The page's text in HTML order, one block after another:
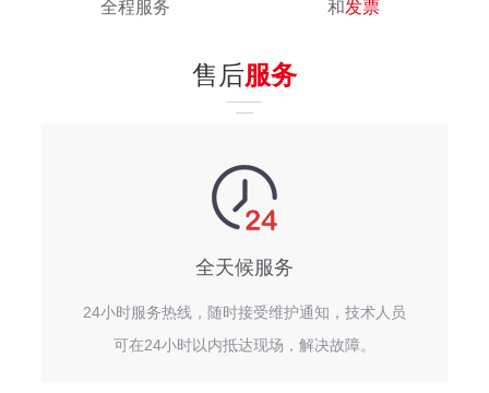
全程服务 和发票
售后服务
全天候服务
24小时服务热线，随时接受维护通知，技术人员
可在24小时以内抵达现场，解决故障。